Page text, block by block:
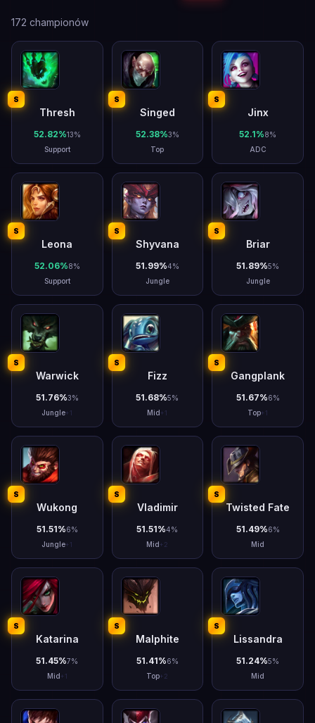
172 championów
S
Thresh
52.82%13%
Support
S
Singed
52.38%3%
Top
S
Jinx
52.1%8%
ADC
S
Leona
52.06%8%
Support
S
Shyvana
51.99%4%
Jungle
S
Briar
51.89%5%
Jungle
S
Warwick
51.76%3%
Jungle+ 1
S
Fizz
51.68%5%
Mid+ 1
S
Gangplank
51.67%6%
Top+ 1
S
Wukong
51.51%6%
Jungle+ 1
S
Vladimir
51.51%4%
Mid+ 2
S
Twisted Fate
51.49%6%
Mid
S
Katarina
51.45%7%
Mid+ 1
S
Malphite
51.41%6%
Top+ 2
S
Lissandra
51.24%5%
Mid